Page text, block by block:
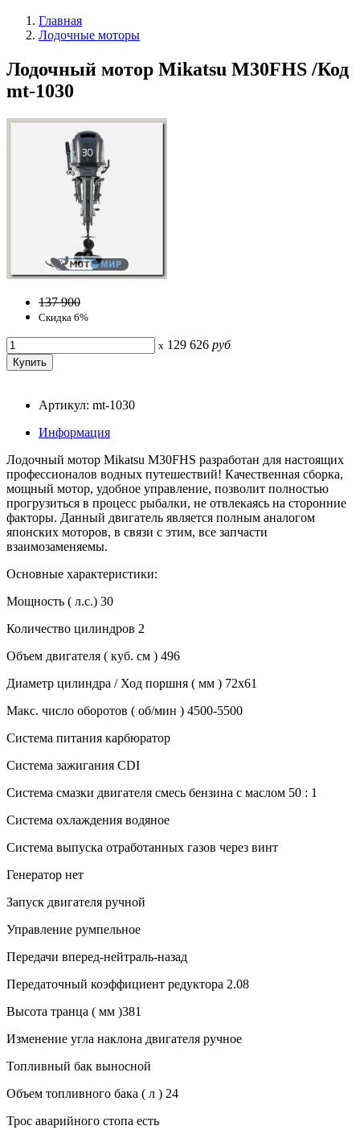
Главная
Лодочные моторы
Лодочный мотор Mikatsu M30FHS /Код
mt-1030
137 900
Скидка 6%
x 129 626 руб
Артикул: mt-1030
Информация
Лодочный мотор Mikatsu M30FHS разработан для настоящих
профессионалов водных путешествий! Качественная сборка,
мощный мотор, удобное управление, позволит полностью
прогрузиться в процесс рыбалки, не отвлекаясь на сторонние
факторы. Данный двигатель является полным аналогом
японских моторов, в связи с этим, все запчасти
взаимозаменяемы.
Основные характеристики:
Мощность ( л.с.) 30
Количество цилиндров 2
Объем двигателя ( куб. см ) 496
Диаметр цилиндра / Ход поршня ( мм ) 72x61
Макс. число оборотов ( об/мин ) 4500-5500
Система питания карбюратор
Система зажигания CDI
Система смазки двигателя смесь бензина с маслом 50 : 1
Система охлаждения водяное
Система выпуска отработанных газов через винт
Генератор нет
Запуск двигателя ручной
Управление румпельное
Передачи вперед-нейтраль-назад
Передаточный коэффициент редуктора 2.08
Высота транца ( мм )381
Изменение угла наклона двигателя ручное
Топливный бак выносной
Объем топливного бака ( л ) 24
Трос аварийного стопа есть